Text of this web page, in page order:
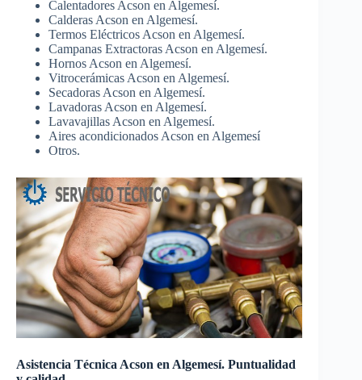
Calentadores Acson en Algemesí.
Calderas Acson en Algemesí.
Termos Eléctricos Acson en Algemesí.
Campanas Extractoras Acson en Algemesí.
Hornos Acson en Algemesí.
Vitrocerámicas Acson en Algemesí.
Secadoras Acson en Algemesí.
Lavadoras Acson en Algemesí.
Lavavajillas Acson en Algemesí.
Aires acondicionados Acson en Algemesí
Otros.
Asistencia Técnica Acson en Algemesí. Puntualidad